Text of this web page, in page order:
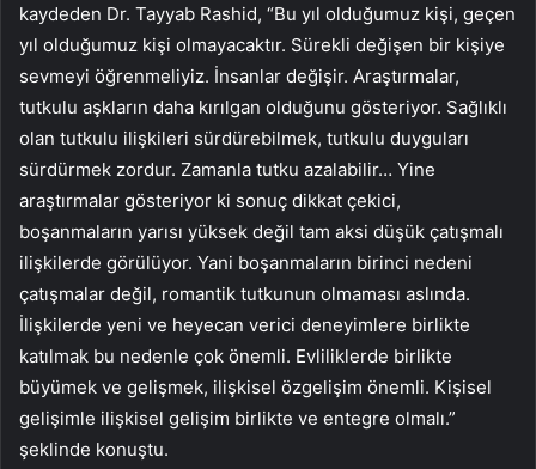
kaydeden Dr. Tayyab Rashid, “Bu yıl olduğumuz kişi, geçen
yıl olduğumuz kişi olmayacaktır. Sürekli değişen bir kişiye
sevmeyi öğrenmeliyiz. İnsanlar değişir. Araştırmalar,
tutkulu aşkların daha kırılgan olduğunu gösteriyor. Sağlıklı
olan tutkulu ilişkileri sürdürebilmek, tutkulu duyguları
sürdürmek zordur. Zamanla tutku azalabilir… Yine
araştırmalar gösteriyor ki sonuç dikkat çekici,
boşanmaların yarısı yüksek değil tam aksi düşük çatışmalı
ilişkilerde görülüyor. Yani boşanmaların birinci nedeni
çatışmalar değil, romantik tutkunun olmaması aslında.
İlişkilerde yeni ve heyecan verici deneyimlere birlikte
katılmak bu nedenle çok önemli. Evliliklerde birlikte
büyümek ve gelişmek, ilişkisel özgelişim önemli. Kişisel
gelişimle ilişkisel gelişim birlikte ve entegre olmalı.”
şeklinde konuştu.